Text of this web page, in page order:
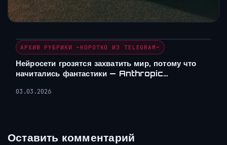
АРХИВ РУБРИКИ ~КОРОТКО ИЗ TELEGRAM~
Нейросети грозятся захватить мир, потому что
начитались фантастики — Anthropic…
03.03.2026
Оставить комментарий